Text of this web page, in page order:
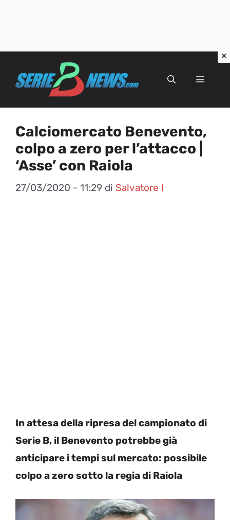
Menu
Calciomercato Benevento,
colpo a zero per l’attacco |
‘Asse’ con Raiola
27/03/2020 - 11:29 di Salvatore I
In attesa della ripresa del campionato di
Serie B, il Benevento potrebbe già
anticipare i tempi sul mercato: possibile
colpo a zero sotto la regia di Raiola